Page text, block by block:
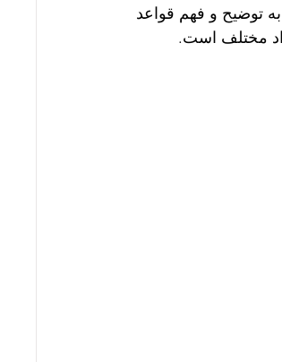
علاقمند به علم، و شهروندی سیاسی، برای نزدیک‌شدن به توضیح و فهم قواعد